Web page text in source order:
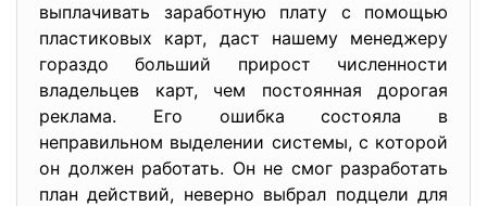
выплачивать заработную плату с помощью
пластиковых карт, даст нашему менеджеру
гораздо больший прирост численности
владельцев карт, чем постоянная дорогая
реклама. Его ошибка состояла в
неправильном выделении системы, с которой
он должен работать. Он не смог разработать
план действий, неверно выбрал подцели для